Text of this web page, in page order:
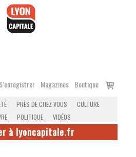
S’enregistrer Magazines Boutique
Voir
PRÈS DE CHEZ VOUS
CULTURE
POLITIQUE VIDÉOS
à lyoncapitale.fr